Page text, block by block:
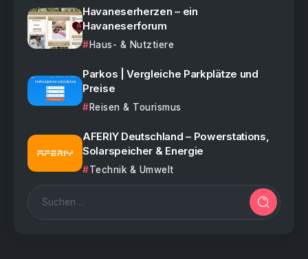
Havaneserherzen – ein
Havaneserforum
Haus- & Nutztiere
Parkos | Vergleiche Parkplätze und
Preise
Reisen & Tourismus
AFERIY Deutschland – Powerstations,
Solarspeicher & Energie
Technik & Umwelt